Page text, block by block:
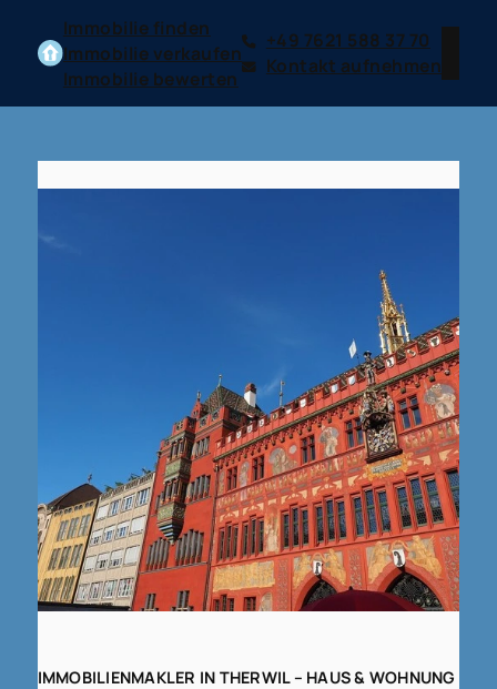
Immobilie finden
Immobilie verkaufen
Immobilie bewerten
+49 7621 588 37 70
Kontakt aufnehmen
IMMOBILIENMAKLER IN THERWIL – HAUS & WOHNUNG